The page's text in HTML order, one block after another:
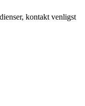
kontakt venligst